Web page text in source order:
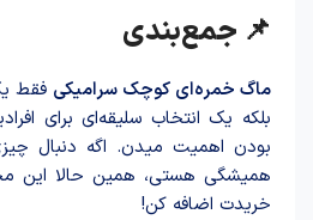
📌 جمع‌بندی
ماگ خمره‌ای کوچک سرامیکی فقط
بلکه یک انتخاب سلیقه‌ای برای
بودن اهمیت میدن. اگه دنبال
همیشگی هستی، همین حالا این
خریدت اضافه کن!